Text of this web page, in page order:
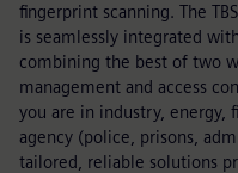
fingerprint scanning. The
is seamlessly integrated with
combining the best of two
management and access
you are in industry, energy,
agency (police, prisons,
tailored, reliable solutions